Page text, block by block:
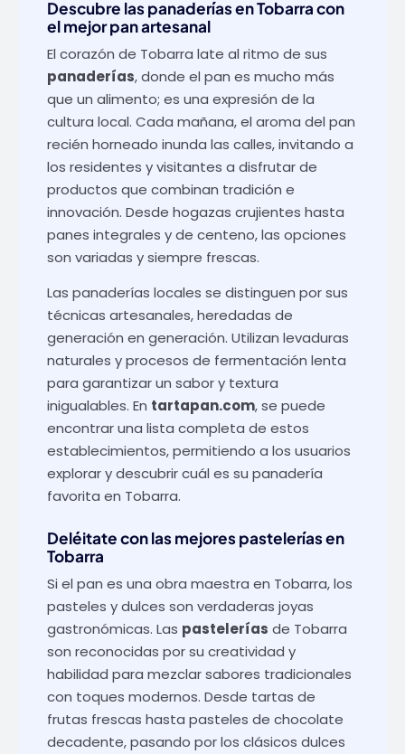
Descubre laspanaderías en Tobarracon
el mejor pan artesanal
El corazón de Tobarra late al ritmo de sus
panaderías, donde el pan es mucho más
que un alimento; es una expresión de la
cultura local. Cada mañana, el aroma del pan
recién horneado inunda las calles, invitando a
los residentes y visitantes a disfrutar de
productos que combinan tradición e
innovación. Desde hogazas crujientes hasta
panes integrales y de centeno, las opciones
son variadas y siempre frescas.
Las panaderías locales se distinguen por sus
técnicas artesanales, heredadas de
generación en generación. Utilizan levaduras
naturales y procesos de fermentación lenta
para garantizar un sabor y textura
inigualables. En tartapan.com, se puede
encontrar una lista completa de estos
establecimientos, permitiendo a los usuarios
explorar y descubrir cuál es su panadería
favorita en Tobarra.
Deléitate con las mejorespastelerías en
Tobarra
Si el pan es una obra maestra en Tobarra, los
pasteles y dulces son verdaderas joyas
gastronómicas. Las pastelerías de Tobarra
son reconocidas por su creatividad y
habilidad para mezclar sabores tradicionales
con toques modernos. Desde tartas de
frutas frescas hasta pasteles de chocolate
decadente, pasando por los clásicos dulces